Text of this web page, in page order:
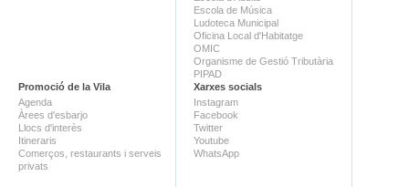
Escola de Música
Ludoteca Municipal
Oficina Local d'Habitatge
OMIC
Organisme de Gestió Tributària
PIPAD
Promoció de la Vila
Agenda
Àrees d'esbarjo
Llocs d'interès
Itineraris
Comerços, restaurants i serveis
privats
Xarxes socials
Instagram
Facebook
Twitter
Youtube
WhatsApp